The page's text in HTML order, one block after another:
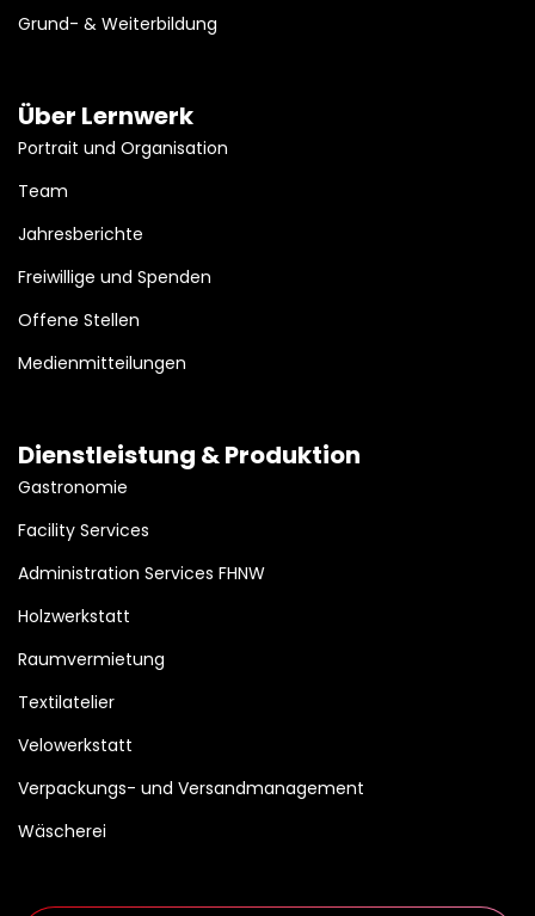
Grund- & Weiterbildung
Über Lernwerk
Portrait und Organisation
Team
Jahresberichte
Freiwillige und Spenden
Offene Stellen
Medienmitteilungen
Dienstleistung & Produktion
Gastronomie
Facility Services
Administration Services FHNW
Holzwerkstatt
Raumvermietung
Textilatelier
Velowerkstatt
Verpackungs- und Versandmanagement
Wäscherei